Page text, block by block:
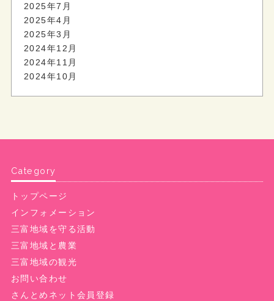
2025年7月
2025年4月
2025年3月
2024年12月
2024年11月
2024年10月
Category
トップページ
インフォメーション
三富地域を守る活動
三富地域と農業
三富地域の観光
お問い合わせ
さんとめネット会員登録